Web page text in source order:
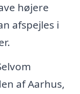
højere
afspejles i
af Aarhus,